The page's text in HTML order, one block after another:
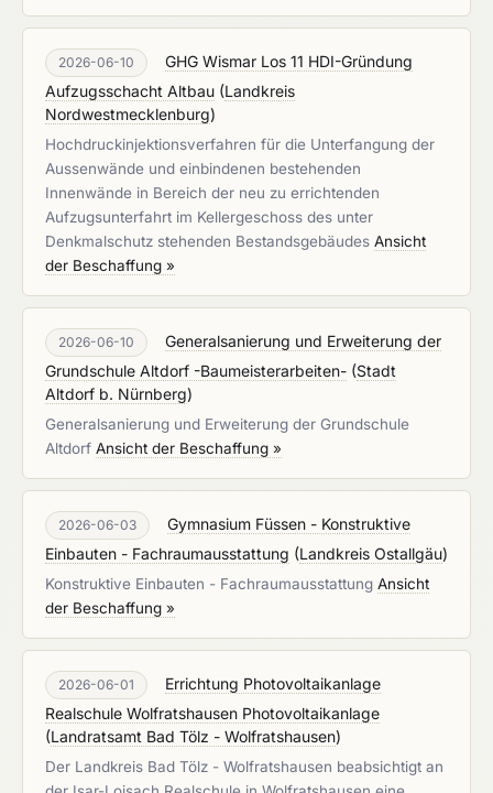
2026-06-10
GHG Wismar Los 11 HDI-Gründung
Aufzugsschacht Altbau (Landkreis
Nordwestmecklenburg)
Hochdruckinjektionsverfahren für die Unterfangung der
Aussenwände und einbindenen bestehenden
Innenwände in Bereich der neu zu errichtenden
Aufzugsunterfahrt im Kellergeschoss des unter
Denkmalschutz stehenden Bestandsgebäudes Ansicht
der Beschaffung »
2026-06-10
Generalsanierung und Erweiterung der
Grundschule Altdorf -Baumeisterarbeiten- (Stadt
Altdorf b. Nürnberg)
Generalsanierung und Erweiterung der Grundschule
Altdorf Ansicht der Beschaffung »
2026-06-03
Gymnasium Füssen - Konstruktive
Einbauten - Fachraumausstattung (Landkreis Ostallgäu)
Konstruktive Einbauten - Fachraumausstattung Ansicht
der Beschaffung »
2026-06-01
Errichtung Photovoltaikanlage
Realschule Wolfratshausen Photovoltaikanlage
(Landratsamt Bad Tölz - Wolfratshausen)
Der Landkreis Bad Tölz - Wolfratshausen beabsichtigt an